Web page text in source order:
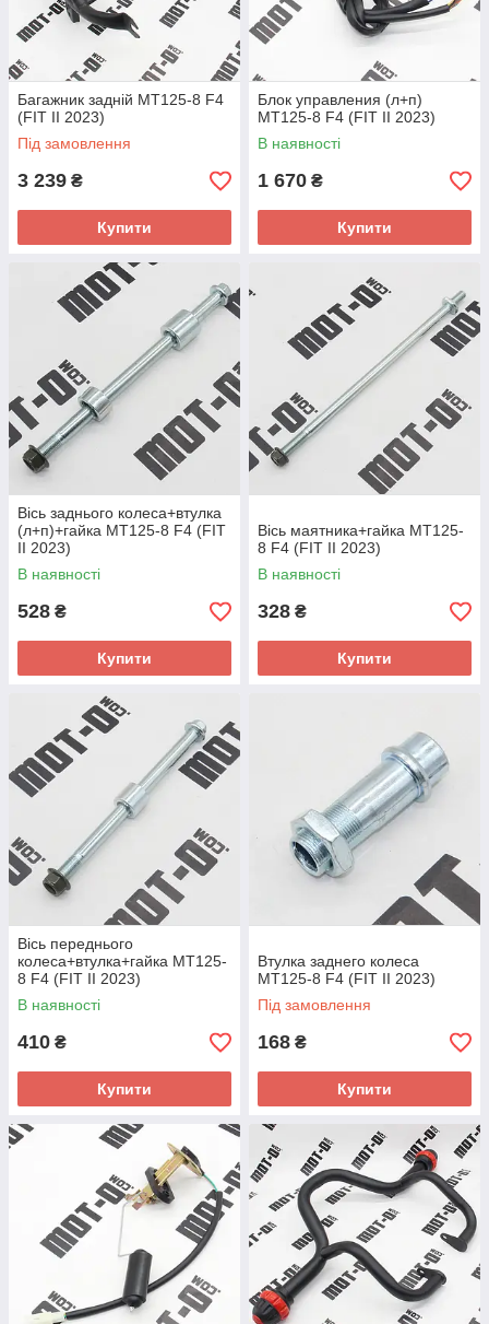
Багажник задній МТ125-8 F4
(FIT II 2023)
Під замовлення
3 239 ₴
Купити
Блок управления (л+п)
МТ125-8 F4 (FIT II 2023)
В наявності
1 670 ₴
Купити
Вісь заднього колеса+втулка
(л+п)+гайка МТ125-8 F4 (FIT
II 2023)
В наявності
528 ₴
Купити
Вісь маятника+гайка МТ125-
8 F4 (FIT II 2023)
В наявності
328 ₴
Купити
Вісь переднього
колеса+втулка+гайка МТ125-
8 F4 (FIT II 2023)
В наявності
410 ₴
Купити
Втулка заднего колеса
МТ125-8 F4 (FIT II 2023)
Під замовлення
168 ₴
Купити